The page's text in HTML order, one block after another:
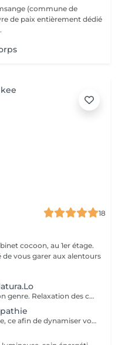
(commune de
de paix entièrement dédié
18
cocoon, au 1er étage.
Expérience massage unique en son genre. Relaxation des corps et soin sonore au tambour, bols tibétains et vocale accompagné de notre partenaire bien-être : Anne
Ecoute et conseils en naturopathie, ce afin de dynamiser votre retour à la vitalité mentale et corporelle. (Anamnèse de votre mode de vie et de votre quotidien, et mise en place de votre plan "bien-être") Les conseils ou soins en naturopathie ne remplacent en aucun cas un traitement chez votre médecin. Chèque cadeau disponible (Montant de votre choix, celui-ci est à indiquer lors de votre demande) (Temps de séance facultatif)